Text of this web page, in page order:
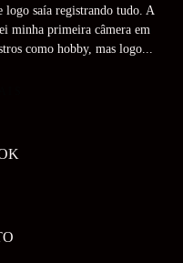
saía registrando tudo. A
minha primeira câmera em
como hobby, mas logo...